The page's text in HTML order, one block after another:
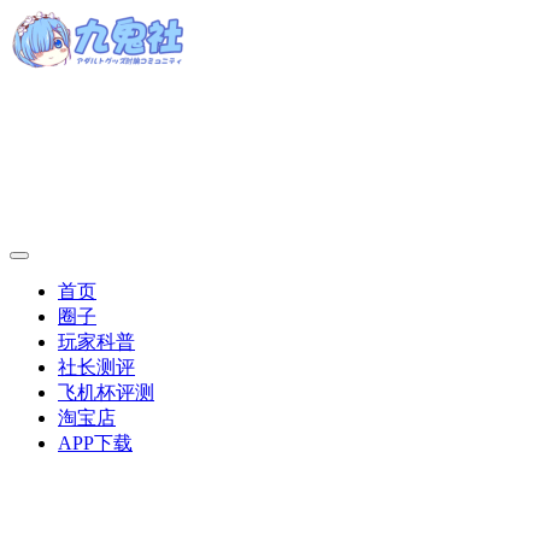
首页
圈子
玩家科普
社长测评
飞机杯评测
淘宝店
APP下载